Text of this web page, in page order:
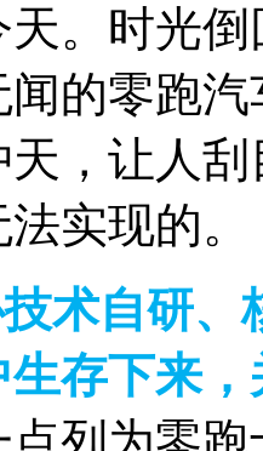
。时光
的零跑
，让人
实现的。
术自研、
存下来
列为零